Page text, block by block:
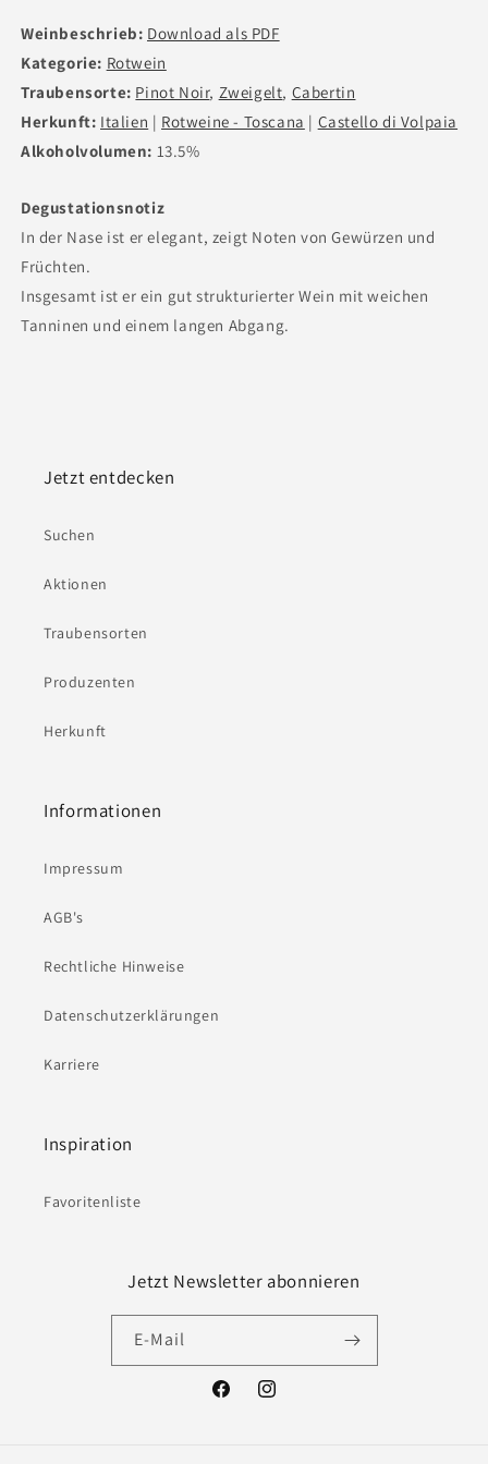
Weinbeschrieb: Download als PDF
Kategorie: Rotwein
Traubensorte: Pinot Noir, Zweigelt, Cabertin
Herkunft: Italien | Rotweine - Toscana | Castello di Volpaia
Alkoholvolumen: 13.5%
Degustationsnotiz
In der Nase ist er elegant, zeigt Noten von Gewürzen und
Früchten.
Insgesamt ist er ein gut strukturierter Wein mit weichen
Tanninen und einem langen Abgang.
Jetzt entdecken
Suchen
Aktionen
Traubensorten
Produzenten
Herkunft
Informationen
Impressum
AGB's
Rechtliche Hinweise
Datenschutzerklärungen
Karriere
Inspiration
Favoritenliste
Jetzt Newsletter abonnieren
E-Mail
FacebookInstagram